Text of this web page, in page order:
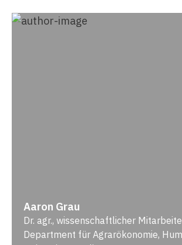
Aaron Grau
Dr. agr., wissenschaftlicher
Department für Agrarökonomie,